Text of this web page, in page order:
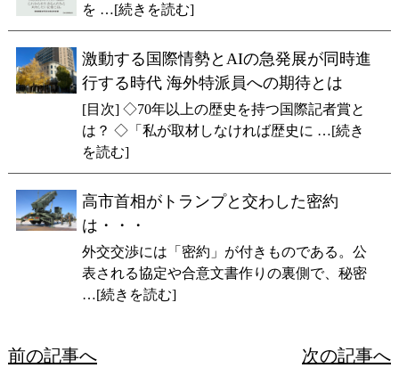
を …[続きを読む]
激動する国際情勢とAIの急発展が同時進
行する時代 海外特派員への期待とは
[目次] ◇70年以上の歴史を持つ国際記者賞と
は？ ◇「私が取材しなければ歴史に …[続き
を読む]
高市首相がトランプと交わした密約
は・・・
外交交渉には「密約」が付きものである。公
表される協定や合意文書作りの裏側で、秘密
…[続きを読む]
前の記事へ 次の記事へ